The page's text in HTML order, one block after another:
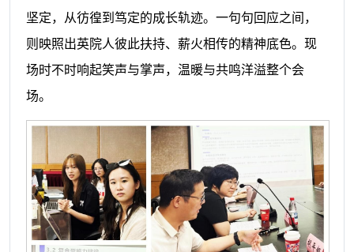
坚定，从彷徨到笃定的成长轨迹。一句句回应之间，
则映照出英院人彼此扶持、薪火相传的精神底色。现
场时不时响起笑声与掌声，温暖与共鸣洋溢整个会
场。